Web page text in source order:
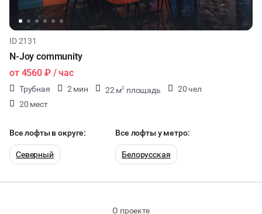
ID 2131
N-Joy community
от 4560 ₽/ час
Трубная 2 мин 22 м2 площадь
20 чел
20 мест
Все лофты в округе:
Северный
Все лофты у метро:
Белорусская
О проекте